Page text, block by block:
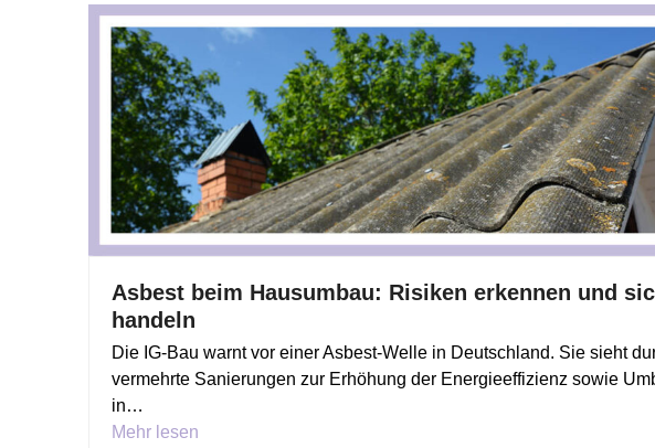
Asbest beim Hausumbau: Risiken erkennen und
handeln
Die IG-Bau warnt vor einer Asbest-Welle in Deutschland. Sie sieht
vermehrte Sanierungen zur Erhöhung der Energieeffizienz sowie
in…
Mehr lesen